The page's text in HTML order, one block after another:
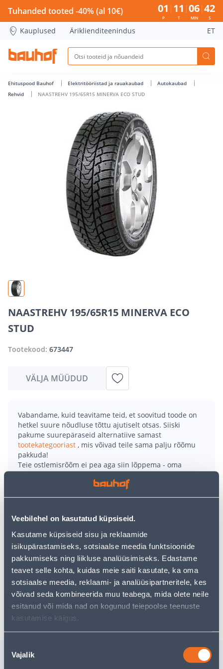
Veebilehel on kasutatud küpsiseid.
Kasutame küpsiseid sisu ja reklaamide
isikupärastamiseks, sotsiaalse meedia funktsioonide
pakkumiseks ning liikluse analüüsimiseks. Edastame
teavet selle kohta, kuidas meie saiti kasutate, ka oma
sotsiaalse meedia, reklaami- ja analüüsipartneritele, kes
võivad seda kombineerida muu teabega, mida olete neile
esitanud või mida nad on kogunud teiepoolse teenuste
kasutamise käigus.
valik
Vajalik
NAASTREHV 195/65R15 MINERVA ECO STUD - Bauhof has
Tuhanded tooted -40% (al 10€) 01
P
11
T
06
MIN
41
S
Kauplused Äriklienditeenindus ET
Ehituspood Bauhof Elektritööriistad ja rauakaubad
Autokaubad
Rehvid
NAASTREHV 195/65R15 MINERVA ECO STUD
NAASTREHV 195/65R15 MINERVA ECO
STUD
Tootekood: 673447
VÄLJA MÜÜDUD
Vabandame, kuid teavitame teid, et soovitud toode on
hetkel suure nõudluse tõttu ajutiselt otsas. Siiski
pakume suurepäraseid alternatiive samast
tootekategooriast , mis võivad teile sama palju rõõmu
pakkuda!
Teie ostlemisrõõm ei pea aga siin lõppema - oma
uurimistööd saate jätkata, naastesavalehelevõi
kasutades meie võimsat otsingufunktsiooni, et leida
• Rehvipinna laius on 195 mm, rehvi külje kõrgus on
65% laiusest.
• Rehvi sise-diameeter 15 tolli.
• Koormusindeks: 95
• 14-päevane tagastusõigus.
Tarne pole võimalik
Sarnased tooted